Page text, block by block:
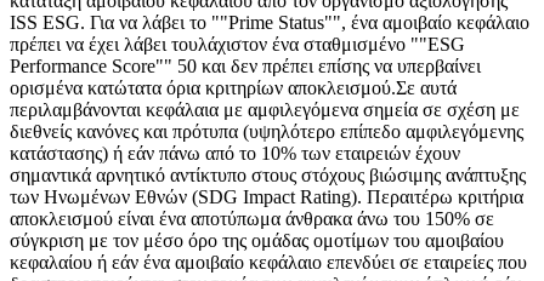
ISS ESG. Για να λάβει το ""Prime Status"", ένα αμοιβαίο κεφάλαιο
πρέπει να έχει λάβει τουλάχιστον ένα σταθμισμένο ""ESG
Performance Score"" 50 και δεν πρέπει επίσης να υπερβαίνει
ορισμένα κατώτατα όρια κριτηρίων αποκλεισμού.Σε αυτά
περιλαμβάνονται κεφάλαια με αμφιλεγόμενα σημεία σε σχέση με
διεθνείς κανόνες και πρότυπα (υψηλότερο επίπεδο αμφιλεγόμενης
κατάστασης) ή εάν πάνω από το 10% των εταιρειών έχουν
σημαντικά αρνητικό αντίκτυπο στους στόχους βιώσιμης ανάπτυξης
των Ηνωμένων Εθνών (SDG Impact Rating). Περαιτέρω κριτήρια
αποκλεισμού είναι ένα αποτύπωμα άνθρακα άνω του 150% σε
σύγκριση με τον μέσο όρο της ομάδας ομοτίμων του αμοιβαίου
κεφαλαίου ή εάν ένα αμοιβαίο κεφάλαιο επενδύει σε εταιρείες που